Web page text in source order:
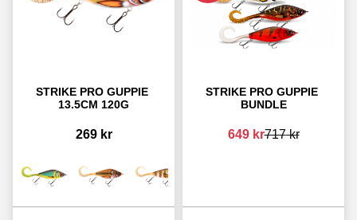
STRIKE PRO GUPPIE
13.5CM 120G
269kr
STRIKE PRO GUPPIE
BUNDLE
649kr717kr